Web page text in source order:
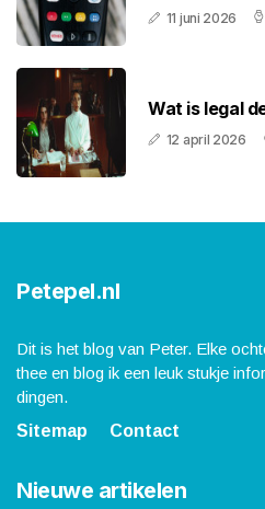
11 juni 2026
Wat is legal
12 april 2026
Petepel.nl
Dit is het blog van Peter. Elke
thee en blog ik een leuk stukje
dingen.
Sitemap
Contact
Nieuwe artikelen